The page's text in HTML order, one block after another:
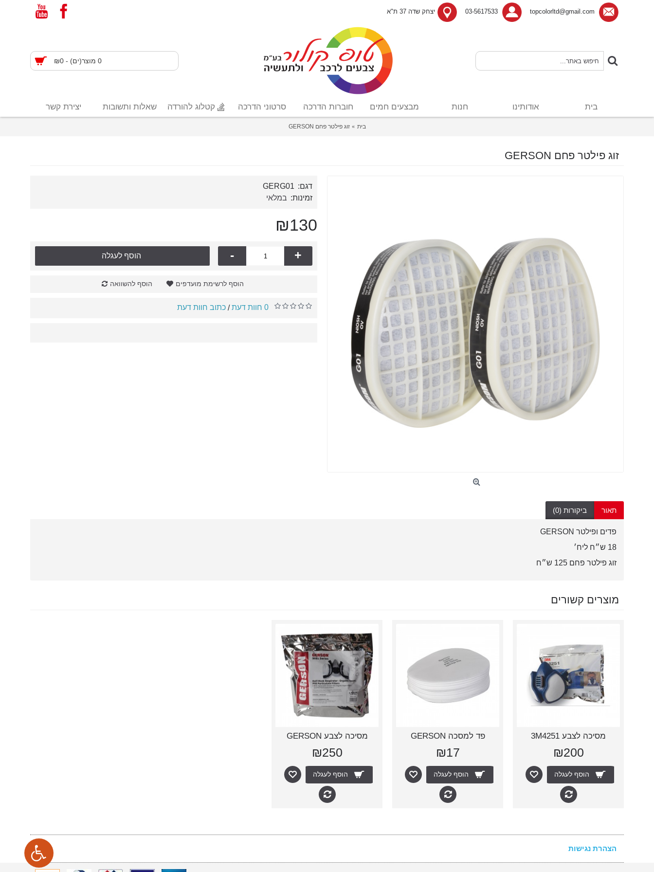
topcolorltd@gmail.com
03-5617533 יצחק שדה 37 ת"א
0 מוצר(ים) - ₪0
בית אודותינו חנות מבצעים חמים חוברות הדרכה סרטוני הדרכה קטלוג להורדה שאלות ותשובות יצירת קשר
בית זוג פילטר פחם GERSON
זוג פילטר פחם GERSON
דגם: GERG01
זמינות: במלאי
₪130
- + הוסף לעגלה
הוסף לרשימת מועדפים הוסף להשוואה
0 חוות דעת / כתוב חוות דעת
תאור ביקורות (0)
פדים ופילטר GERSON
18 ש״ח ליח׳
זוג פילטר פחם 125 ש״ח
מוצרים קשורים
מסיכה לצבע 3M4251
₪200
הוסף לעגלה
פד למסכה GERSON
₪17
הוסף לעגלה
מסיכה לצבע GERSON
₪250
הוסף לעגלה
הצהרת נגישות